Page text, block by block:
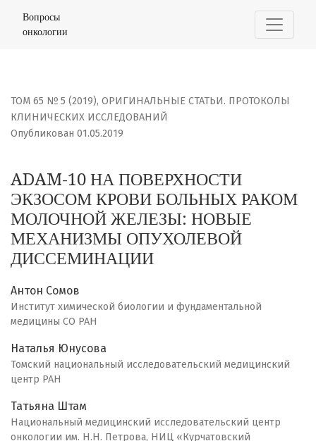
ADAM-10 НА ПОВЕРХНОСТИ ЭКЗОСОМ КРОВИ
Вопросы
онкологии
ТОМ 65 № 5 (2019), ОРИГИНАЛЬНЫЕ СТАТЬИ. ПРОТОКОЛЫ
КЛИНИЧЕСКИХ ИССЛЕДОВАНИЙ
ADAM-10 НА ПОВЕРХНОСТИ
ЭКЗОСОМ КРОВИ БОЛЬНЫХ РАКОМ
МОЛОЧНОЙ ЖЕЛЕЗЫ: НОВЫЕ
МЕХАНИЗМЫ ОПУХОЛЕВОЙ
ДИССЕМИНАЦИИ
Опубликован 01.05.2019
Антон Сомов
Институт химической биологии и фундаментальной
медицины СО РАН
Наталья Юнусова
Томский национальный исследовательский медицинский
центр РАН
Татьяна Штам
Национальный медицинский исследовательский центр
онкологии им. Н.Н. Петрова, НИЦ «Курчатовский